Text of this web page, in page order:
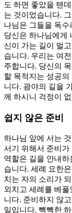
도 하면 좋았을 텐
는 것이었습니다.
나님은 그들을 독
당신은 하나님에게
신이 가는 길이 멀
습니다. 우리는 여
주합니다. 당신의
할 목적지는 성공
니다. 광야의 길을
께 하시니 걱정이
쉽지 않은 준비
하나님 앞에 서는
서기 위해서 준비가
역할은 길을 안내
습니다. 세례 요한
치는 자의 소리가
외치고 세례를 베
니다. 준비하지 않
일입니다. 빽빽한